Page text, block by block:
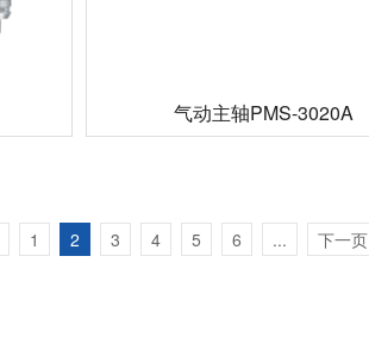
气动主轴PMS-3020A
1 2 3 4 5 6 ... 下一页